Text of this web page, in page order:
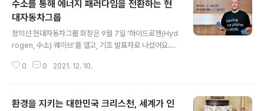
계열사들의 수소 역량 강화에 많은 노력을 기울이겠다”고
말했다. 그룹의 수소산업을 이끌고 있는 롯데케미칼은 친
환경 수소 성장 로드맵 ‘Every Step for H2’를 발표했다.
국내 수소 수요의 30%를 롯데케미칼이 공급하겠다는 포
부가 담겼다. 대규모 소비처, 대량 공급망, 친환경 기수 보
유 등 핵심 역량을 바탕으로 청정수소 생산 등 수소 사업..
수소를 통해 에너지 패러다임을 전환하는 현
대자동차그룹
정의선 현대자동차그룹 회장은 9월 7일 ‘하이드로젠(Hyd
rogen, 수소) 웨이브’를 열고, 기조 발표자로 나섰어요.
수소사회를 실현할 수 있도록 변화의 물결을 일으키겠
제를 해결하기 위한 현대차그룹의 솔루션은 수소 에너
0 0 2021. 12. 10.
환경을 지키는 대한민국 크리스천, 세계가 인